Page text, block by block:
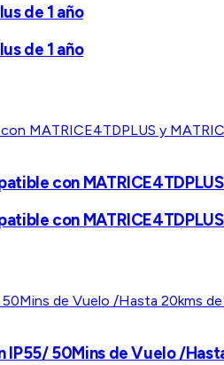
de 1 año
de 1 año
con
con
50Mins de Vuelo /